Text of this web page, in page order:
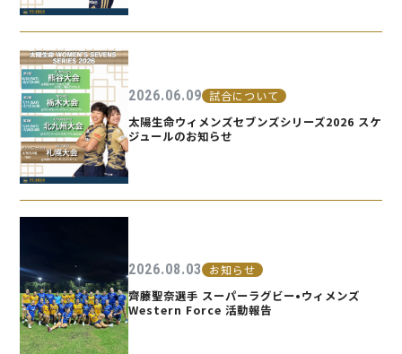
2026.06.09 試合について
太陽生命ウィメンズセブンズシリーズ2026 スケ
ジュールのお知らせ
2026.08.03 お知らせ
齊藤聖奈選手 スーパーラグビー•ウィメンズ
Western Force 活動報告